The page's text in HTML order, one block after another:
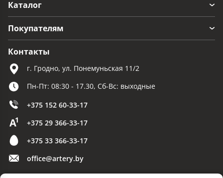
Каталог
Покупателям
Контакты
г. Гродно, ул. Понемуньская 11/2
Пн-Пт: 08:30 - 17.30, Сб-Вс: выходные
+375 152 60-33-17
+375 29 366-33-17
+375 33 366-33-17
office@artery.by